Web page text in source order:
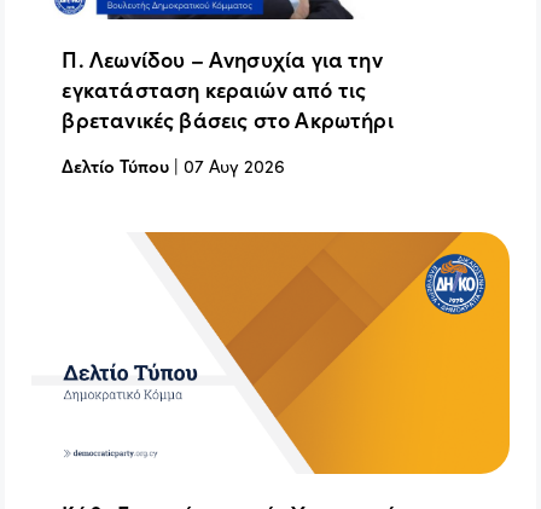
Π. Λεωνίδου – Ανησυχία για την
εγκατάσταση κεραιών από τις
βρετανικές βάσεις στο Ακρωτήρι
Δελτίο Τύπου |07 Αυγ 2026